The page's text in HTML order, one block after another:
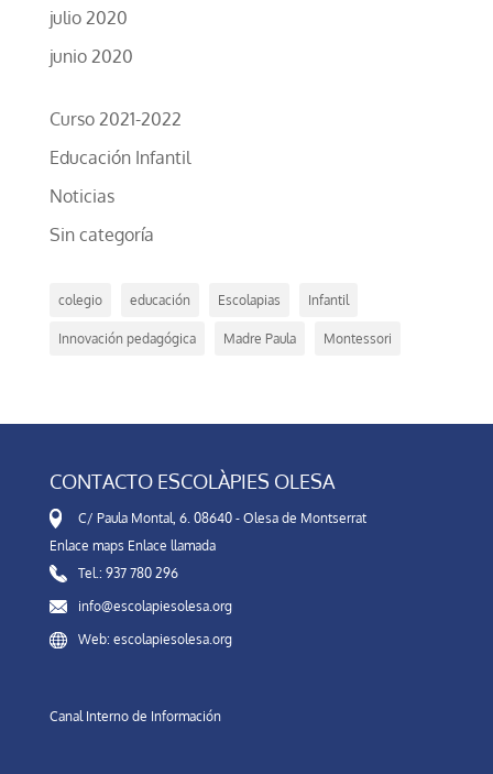
julio 2020
junio 2020
Curso 2021-2022
Educación Infantil
Noticias
Sin categoría
colegio educación Escolapias Infantil
Innovación pedagógica Madre Paula Montessori
CONTACTO ESCOLÀPIES OLESA
C/ Paula Montal, 6. 08640 - Olesa de Montserrat
Enlace maps
Tel.: 937 780 296
Enlace llamada
info@escolapiesolesa.org
Web: escolapiesolesa.org
Canal Interno de Información